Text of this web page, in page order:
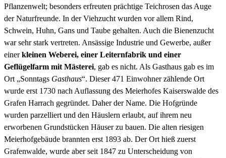
Pflanzenwelt; besonders erfreuten prächtige Teichrosen das Auge
der Naturfreunde. In der Viehzucht wurden vor allem Rind,
Schwein, Huhn, Gans und Taube gehalten. Auch die Bienenzucht
war sehr stark vertreten. Ansässige Industrie und Gewerbe, außer
einerkleinen Weberei, einer Leiternfabrik und einer
Geflügelfarm mit Mästerei, gab es nicht. Als Gasthaus gab es im
Ort „Sonntags Gasthaus“. Dieser 471 Einwohner zählende Ort
wurde erst 1730 nach Auflassung des Meierhofes Kaiserswalde des
Grafen Harrach gegründet. Daher der Name. Die Hofgründe
wurden parzelliert und den Häuslern erlaubt, auf ihrem neu
erworbenen Grundstücken Häuser zu bauen. Die alten riesigen
Meierhofgebäude brannten erst 1893 ab. Der Ort hieß zuerst
Grafenwalde, wurde aber seit 1847 zu Unterscheidung von